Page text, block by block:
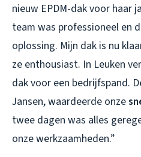
nieuw EPDM-dak voor haar
team was professioneel en
oplossing. Mijn dak is nu
ze enthousiast. In Leuken
dak voor een bedrijfspand.
Jansen, waardeerde onze
twee dagen was alles
onze werkzaamheden.”